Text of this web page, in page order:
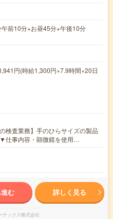
前10分+お昼45分+午後10分
円(時給1,300円×7.9時間×20日
検査業務】手のひらサイズの製品
仕事内容・顕微鏡を使用…
む 詳しく見る
テックス株式会社